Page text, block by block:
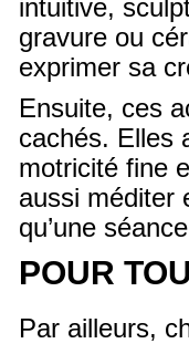
intuitive,
gravure ou
exprimer sa
Ensuite, ces
cachés. Elles
motricité fine
aussi méditer
qu’une
POUR
Par ailleurs,